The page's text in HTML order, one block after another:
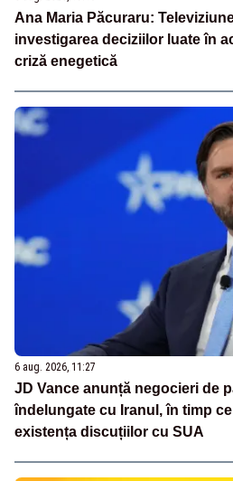
Ana Maria Păcuraru:
investigarea deciziilor luate în
criză enegetică
6 aug. 2026, 11:27
JD Vance anunță negocieri de
îndelungate cu Iranul, în timp
existența discuțiilor cu SUA